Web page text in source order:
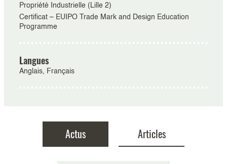
Propriété Industrielle (Lille 2)
Certificat – EUIPO Trade Mark and Design Education
Programme
Langues
Anglais, Français
Actus Articles